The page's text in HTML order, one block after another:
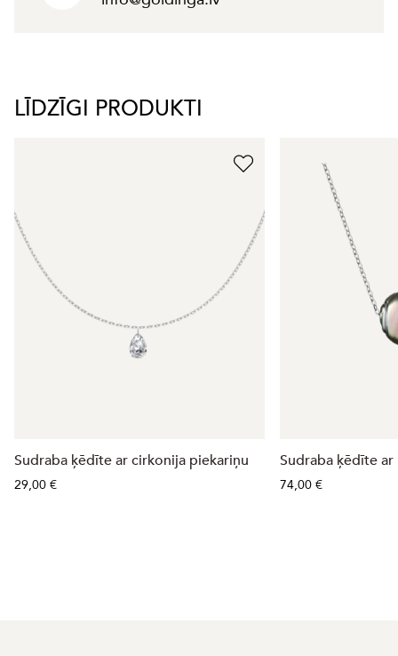
LĪDZĪGI PRODUKTI
Sudraba ķēdīte ar cirkonija piekariņu
29,00 €
Sudraba ķēdīte
74,00 €